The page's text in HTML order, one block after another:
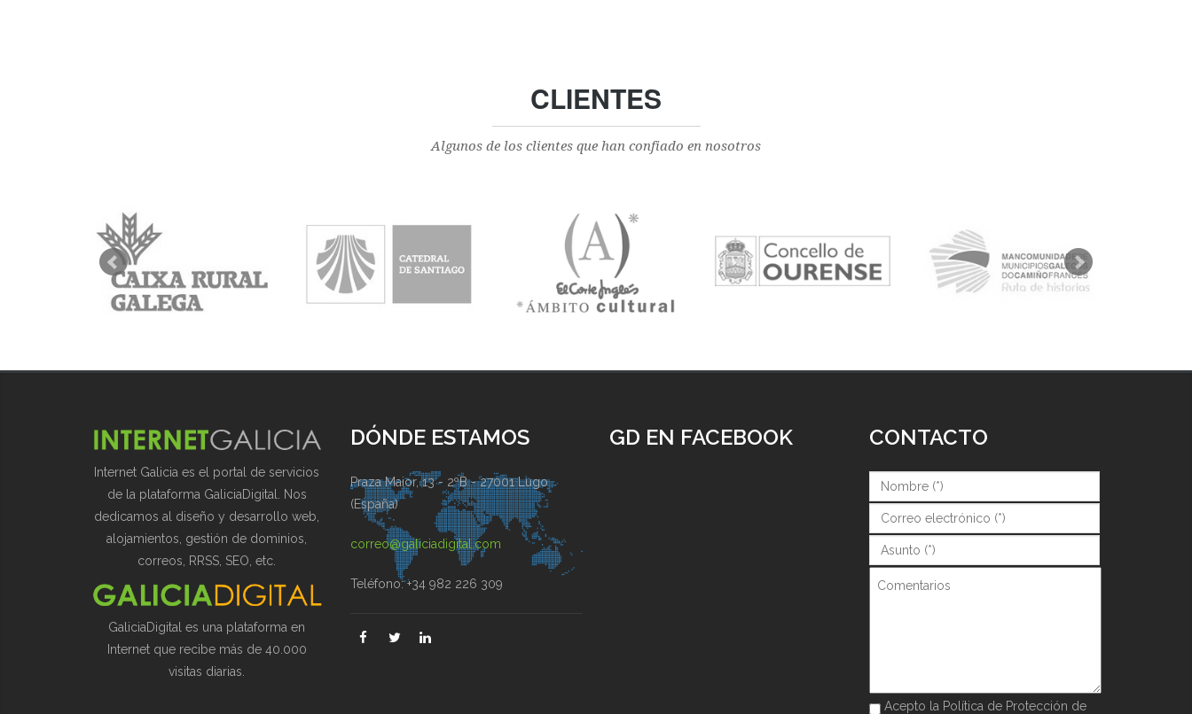
CLIENTES
Algunos de los clientes que han confiado en nosotros
Internet Galicia es el portal de servicios
de la plataforma GaliciaDigital. Nos
dedicamos al diseño y desarrollo web,
alojamientos, gestión de dominios,
correos, RRSS, SEO, etc.
GaliciaDigital es una plataforma en
Internet que recibe más de 40.000
visitas diarias.
DÓNDE ESTAMOS
Praza Maior, 13 - 2ºB - 27001 Lugo
(España)
correo@galiciadigital.com
Teléfono: +34 982 226 309
GD EN FACEBOOK CONTACTO
Nombre (*)*
Correo (*)*
Asunto (*)*
Comentarios
Acepto la Política de Protección de
Acepto la Política de Protección de